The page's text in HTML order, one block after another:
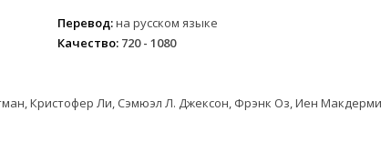
Перевод:на русском языке
Качество: 720 - 1080
Кристофер Ли, Сэмюэл Л. Джексон, Фрэнк Оз, Иен